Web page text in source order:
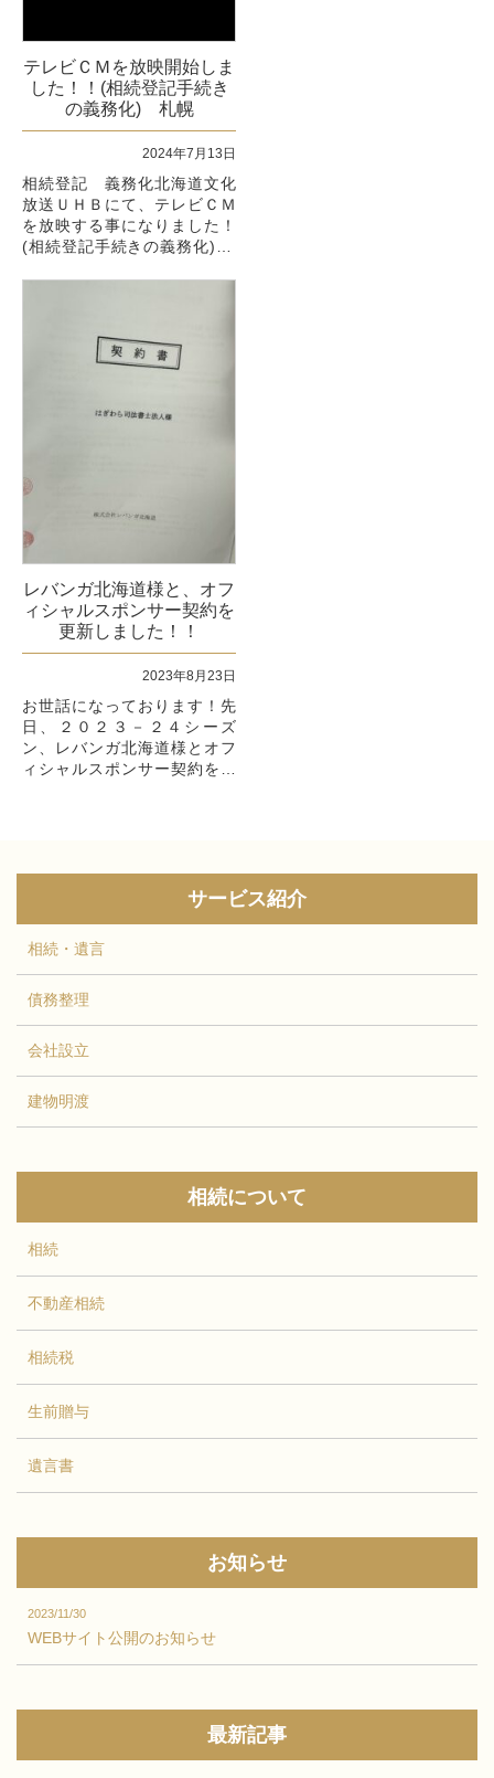
テレビＣＭを放映開始しま
した！！(相続登記手続き
の義務化) 札幌
2024年7月13日
相続登記 義務化北海道文化
放送ＵＨＢにて、テレビＣＭ
を放映する事になりました！
(相続登記手続きの義務化) こ
レバンガ北海道様と、オフ
ィシャルスポンサー契約を
更新しました！！
2023年8月23日
お世話になっております！先
日、２０２３－２４シーズ
ン、レバンガ北海道様とオフ
ィシャルスポンサー契約を更
サービス紹介
相続・遺言
債務整理
会社設立
建物明渡
相続について
相続
不動産相続
相続税
生前贈与
遺言書
お知らせ
2023/11/30
WEBサイト公開のお知らせ
最新記事